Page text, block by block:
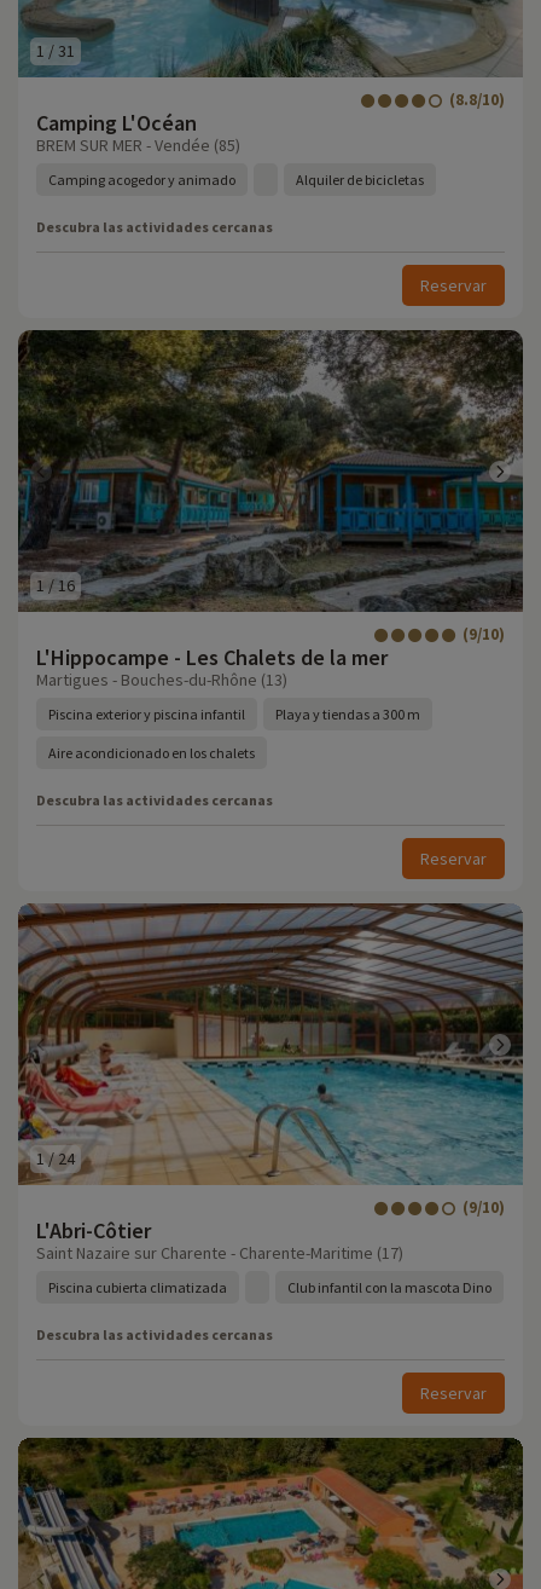
1 /31
Camping L'Océan
(8.8/10)
BREM SUR MER - Vendée (85)
Camping acogedor y animado Alquiler de bicicletas
Descubra las actividades cercanas
Reservar
1 / 16
L'Hippocampe - Les Chalets de la mer
(9/10)
Martigues - Bouches-du-Rhône (13)
Piscina exterior y piscina infantil Playa y tiendas a 300 m
Aire acondicionado en los chalets
Descubra las actividades cercanas
Reservar
1/24
L'Abri-Côtier
(9/10)
Saint Nazaire sur Charente - Charente-Maritime (17)
Piscina cubierta climatizada Club infantil con la mascota Dino
Descubra las actividades cercanas
Reservar